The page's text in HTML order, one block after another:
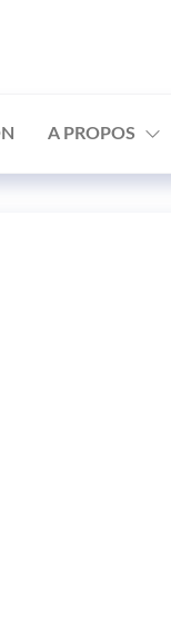
A PROPOS